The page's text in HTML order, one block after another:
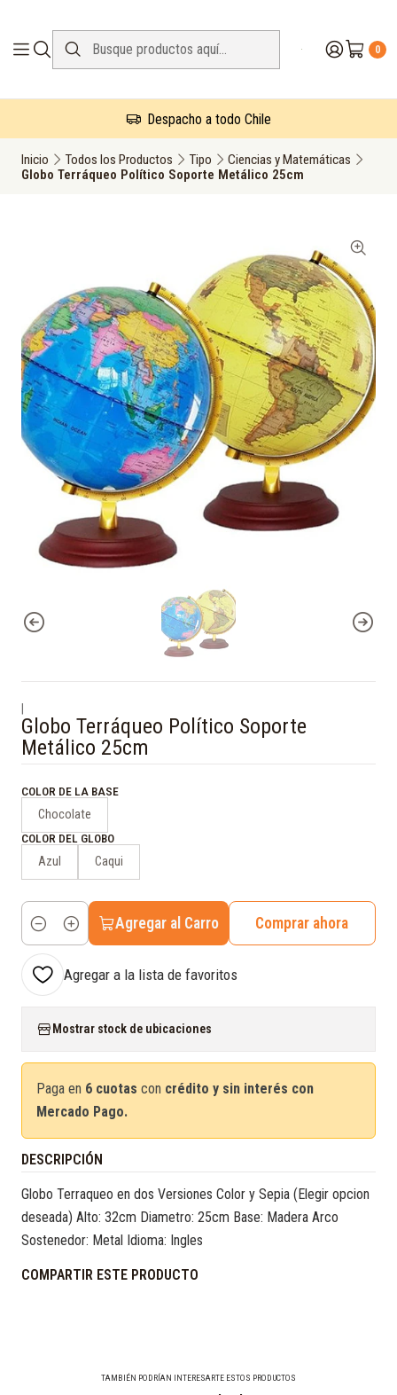
0
Despacho a todo Chile
Inicio Todos los Productos Tipo
Ciencias y Matemáticas
Globo Terráqueo Político Soporte Metálico 25cm
Globo Terráqueo Político Soporte
Metálico 25cm
COLOR DE LA BASE
Chocolate
COLOR DEL GLOBO
Azul Caqui
Cantidad
Agregar al Carro Comprar ahora
Agregar a la lista de favoritos
Mostrar stock de ubicaciones
Paga en 6 cuotas con crédito y sin interés con
Mercado Pago.
DESCRIPCIÓN
Globo Terraqueo en dos Versiones Color y Sepia (Elegir opcion
deseada) Alto: 32cm Diametro: 25cm Base: Madera Arco
Sostenedor: Metal Idioma: Ingles
COMPARTIR ESTE PRODUCTO
TAMBIÉN PODRÍAN INTERESARTE ESTOS PRODUCTOS